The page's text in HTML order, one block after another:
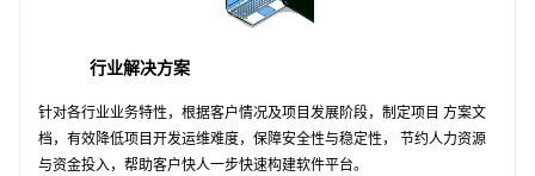
行业解决方案
针对各行业业务特性，根据客户情况及项目发展阶段，制定项目 方案文
档，有效降低项目开发运维难度，保障安全性与稳定性， 节约人力资源
与资金投入，帮助客户快人一步快速构建软件平台。